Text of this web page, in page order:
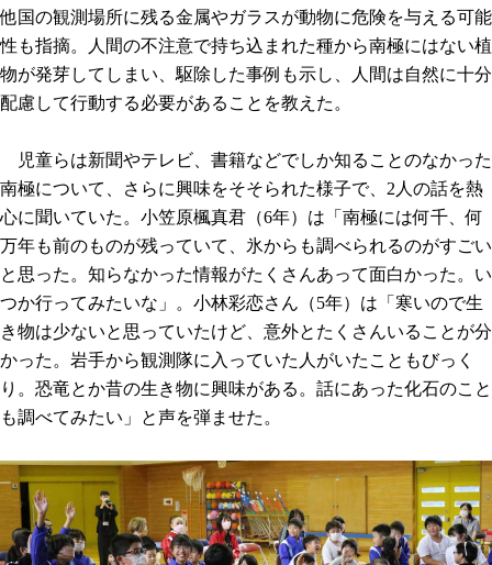
他国の観測場所に残る金属やガラスが動物に危険を与える可能
性も指摘。人間の不注意で持ち込まれた種から南極にはない植
物が発芽してしまい、駆除した事例も示し、人間は自然に十分
配慮して行動する必要があることを教えた。
児童らは新聞やテレビ、書籍などでしか知ることのなかった
南極について、さらに興味をそそられた様子で、2人の話を熱
心に聞いていた。小笠原楓真君（6年）は「南極には何千、何
万年も前のものが残っていて、氷からも調べられるのがすごい
と思った。知らなかった情報がたくさんあって面白かった。い
つか行ってみたいな」。小林彩恋さん（5年）は「寒いので生
き物は少ないと思っていたけど、意外とたくさんいることが分
かった。岩手から観測隊に入っていた人がいたこともびっく
り。恐竜とか昔の生き物に興味がある。話にあった化石のこと
も調べてみたい」と声を弾ませた。